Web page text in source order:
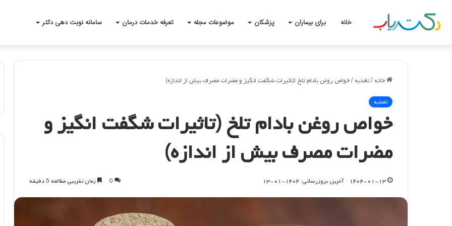
خانه برای بیماران پزشکان موضوعات مجله تعرفه خدمات درمان سامانه نوبت دهی دکتر
خانه /تغذیه /خواص روغن بادام تلخ (تاثیرات شگفت انگیز و مضرات مصرف بیش از اندازه)
تغذیه
خواص روغن بادام تلخ (تاثیرات شگفت انگیز و
مضرات مصرف بیش از اندازه)
۱۴۰۴-۰۱-۱۳ آخرین بروزرسانی: ۱۴۰۴-۰۱-۱۳ 0 زمان تقریبی مطالعه 5 دقیقه